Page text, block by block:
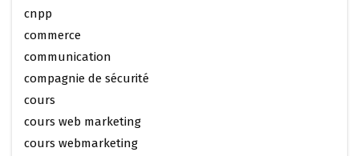
cnpp
commerce
communication
compagnie de sécurité
cours
cours web marketing
cours webmarketing